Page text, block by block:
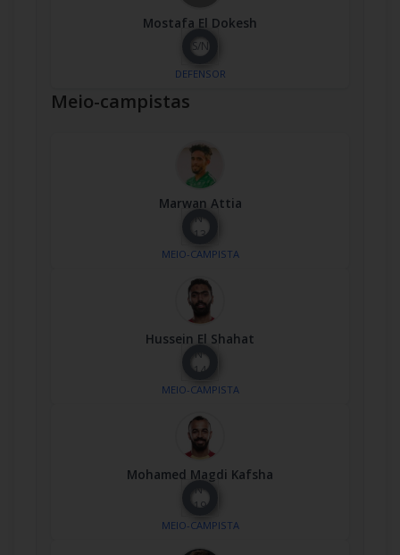
Mostafa El Dokesh
S/N
DEFENSOR
Meio-campistas
Marwan Attia
Nº
13
MEIO-CAMPISTA
Hussein El Shahat
Nº
14
MEIO-CAMPISTA
Mohamed Magdi Kafsha
Nº
19
MEIO-CAMPISTA